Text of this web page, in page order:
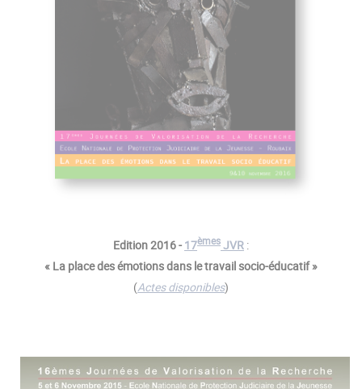
Edition 2016 - 17èmes JVR :
« La place des émotions dans le travail socio-éducatif »
(Actes disponibles)